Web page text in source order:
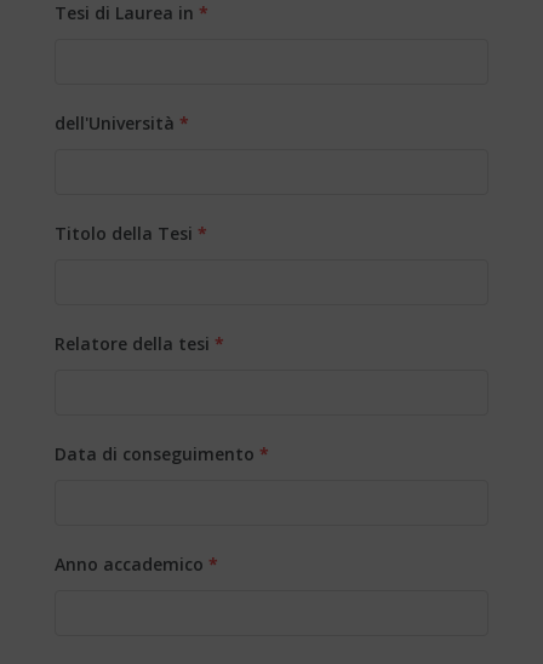
Tesi di Laurea in *
dell'Università *
Titolo della Tesi *
Relatore della tesi *
Data di conseguimento *
Anno accademico *